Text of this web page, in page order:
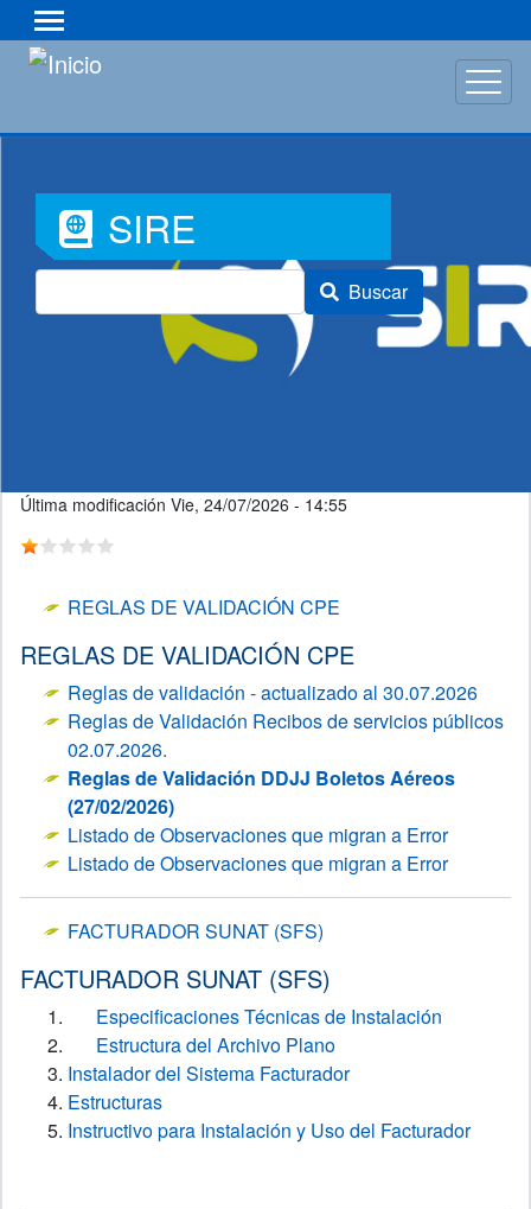
al
Font
Awesome
SIRE
Buscar
Última modificación Vie, 24/07/2026 - 14:55
REGLAS DE VALIDACIÓN CPE
REGLAS DE VALIDACIÓN CPE
Reglas de validación - actualizado al 30.07.2026
Reglas de Validación Recibos de servicios públicos
02.07.2026.
Reglas de Validación DDJJ Boletos Aéreos
(27/02/2026)
Listado de Observaciones que migran a Error
Listado de Observaciones que migran a Error
FACTURADOR SUNAT (SFS)
FACTURADOR SUNAT (SFS)
Especificaciones Técnicas de Instalación
Estructura del Archivo Plano
Instalador del Sistema Facturador
Estructuras
Instructivo para Instalación y Uso del Facturador